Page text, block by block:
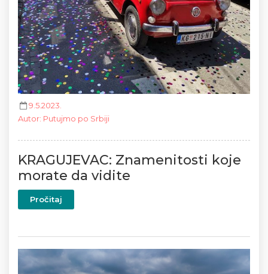
9.5.2023.
Autor: Putujmo po Srbiji
KRAGUJEVAC: Znamenitosti koje
morate da vidite
Pročitaj